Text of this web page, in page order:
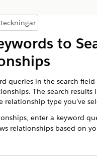
innehållsförteckning
to
queries in the search
The search
relationship type you’ve
enter a keyword
relationships based on